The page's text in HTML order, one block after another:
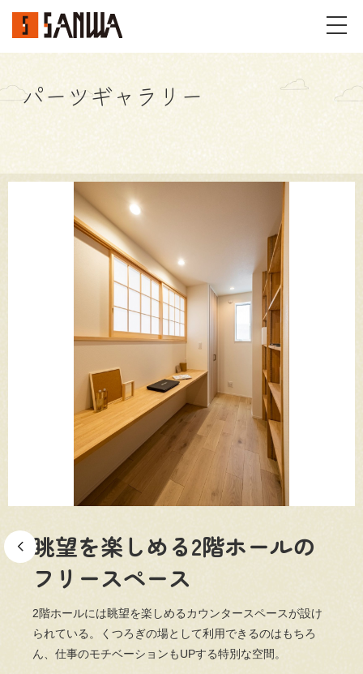
イベント・見学会
不動産情報
施工事例 パーツギャラリー
お客様の声
私たちのこと
三和建設の強み
リフォーム
会社概要
採用情報
054-365-3838
受付時間／平日9:00 - 18:00
パーツギャラリー
眺望を楽しめる2階ホールの
フリースペース
2階ホールには眺望を楽しめるカウンタースペースが設け
られている。くつろぎの場として利用できるのはもちろ
ん、仕事のモチベーションもUPする特別な空間。